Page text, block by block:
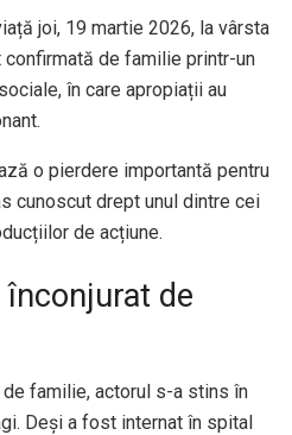
joi, 19 martie 2026, la vârsta
de familie printr-un
în care apropiații au
o pierdere importantă pentru
cunoscut drept unul dintre cei
de acțiune.
de
familie, actorul s-a stins în
Deși a fost internat în spital